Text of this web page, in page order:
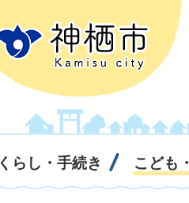
くらし・手続き こども